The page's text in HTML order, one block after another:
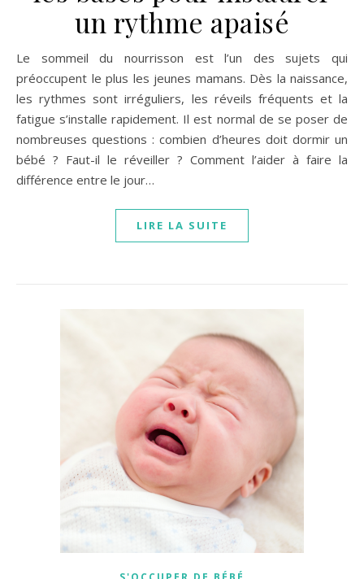
un rythme apaisé
Le sommeil du nourrisson est l’un des sujets qui
préoccupent le plus les jeunes mamans. Dès la naissance,
les rythmes sont irréguliers, les réveils fréquents et la
fatigue s’installe rapidement. Il est normal de se poser de
nombreuses questions : combien d’heures doit dormir un
bébé ? Faut-il le réveiller ? Comment l’aider à faire la
différence entre le jour…
LIRE LA SUITE